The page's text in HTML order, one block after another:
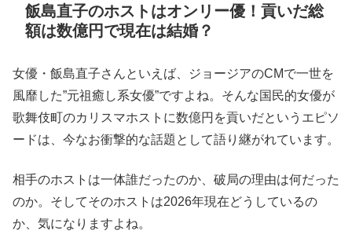
飯島直子のホストはオンリー優！貢いだ総
額は数億円で現在は結婚？
女優・飯島直子さんといえば、ジョージアのCMで一世を
風靡した”元祖癒し系女優”ですよね。そんな国民的女優が
歌舞伎町のカリスマホストに数億円を貢いだというエピソ
ードは、今なお衝撃的な話題として語り継がれています。
相手のホストは一体誰だったのか、破局の理由は何だった
のか。そしてそのホストは2026年現在どうしているの
か、気になりますよね。